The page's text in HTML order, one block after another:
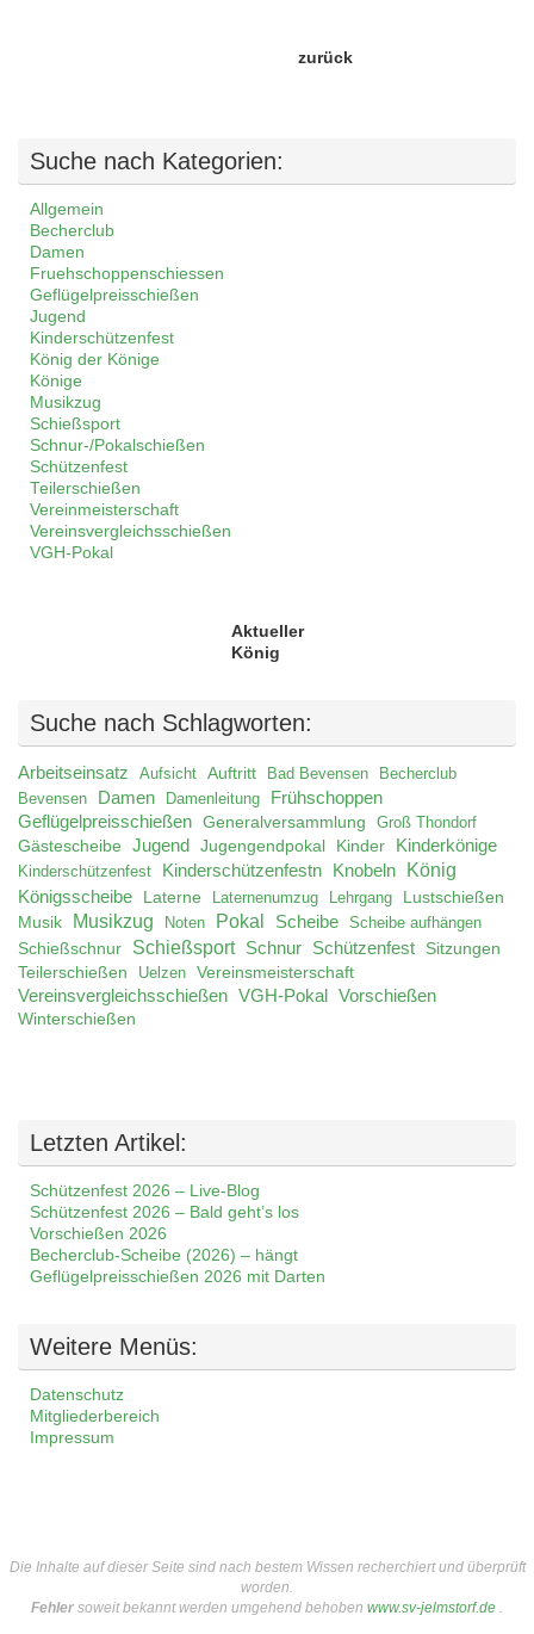
zurück
Suche nach Kategorien:
Allgemein
Becherclub
Damen
Fruehschoppenschiessen
Geflügelpreisschießen
Jugend
Kinderschützenfest
König der Könige
Könige
Musikzug
Schießsport
Schnur-/Pokalschießen
Schützenfest
Teilerschießen
Vereinmeisterschaft
Vereinsvergleichsschießen
VGH-Pokal
Aktueller
König
Suche nach Schlagworten:
Arbeitseinsatz Aufsicht Auftritt Bad Bevensen
Becherclub
Bevensen
Damen Damenleitung Frühschoppen
Geflügelpreisschießen Generalversammlung
Groß Thondorf
Gästescheibe
Jugend Jugengendpokal Kinder Kinderkönige
Kinderschützenfest Kinderschützenfestn Knobeln
König
Königsscheibe
Laterne Laternenumzug Lehrgang
Lustschießen
Musik
Musikzug Noten Pokal Scheibe Scheibe aufhängen
Schießschnur
Schießsport Schnur Schützenfest Sitzungen
Teilerschießen Uelzen Vereinsmeisterschaft
Vereinsvergleichsschießen VGH-Pokal Vorschießen
Winterschießen
Letzten Artikel:
Schützenfest 2026 – Live-Blog
Schützenfest 2026 – Bald geht’s los
Vorschießen 2026
Becherclub-Scheibe (2026) – hängt
Geflügelpreisschießen 2026 mit Darten
Weitere Menüs:
Datenschutz
Mitgliederbereich
Impressum
Die Inhalte auf dieser Seite sind nach bestem Wissen recherchiert und überprüft
worden.
Fehler soweit bekannt werden umgehend behoben www.sv-jelmstorf.de